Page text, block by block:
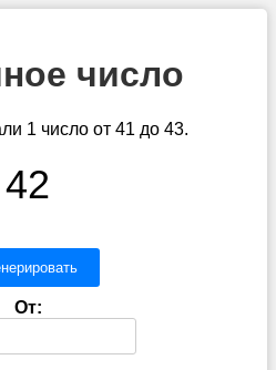
число
1 число от 41 до 43.
42
От: